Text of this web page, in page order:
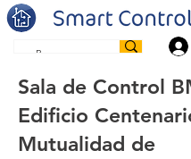
Sala de Control
Edificio
Mutualidad de